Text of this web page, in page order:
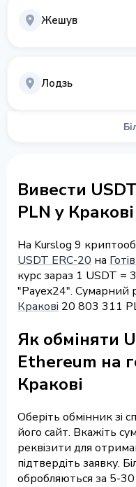
Жешув
Лодзь
Вивести
PLN у Кракові
На Kurslog 9
USDT ERC-20 на
курс зараз 1 USDT =
"Payex24". Сумарний
Кракові 20 803 311
Як обміняти
Ethereum на
Кракові
Оберіть обмінник зі
його сайт. Вкажіть
реквізити для
підтвердіть заявку.
обробляються за 5-